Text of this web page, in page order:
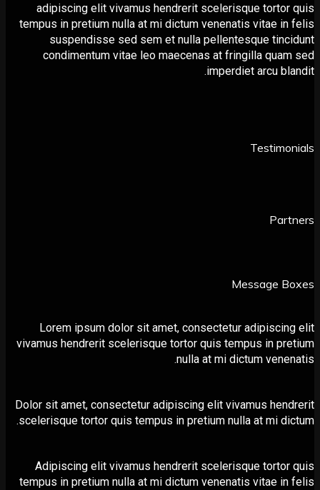
adipiscing elit vivamus hendrerit scelerisque
tempus in pretium nulla at mi dictum venenatis vitae
suspendisse sed sem et nulla pellentesque
condimentum vitae leo maecenas at fringilla
imperdiet arcu
Message
Lorem ipsum dolor sit amet, consectetur
vivamus hendrerit scelerisque tortor quis tempus in
nulla at mi dictum
Dolor sit amet, consectetur adipiscing elit vivamus
scelerisque tortor quis tempus in pretium nulla at mi
Adipiscing elit vivamus hendrerit scelerisque
tempus in pretium nulla at mi dictum venenatis vitae